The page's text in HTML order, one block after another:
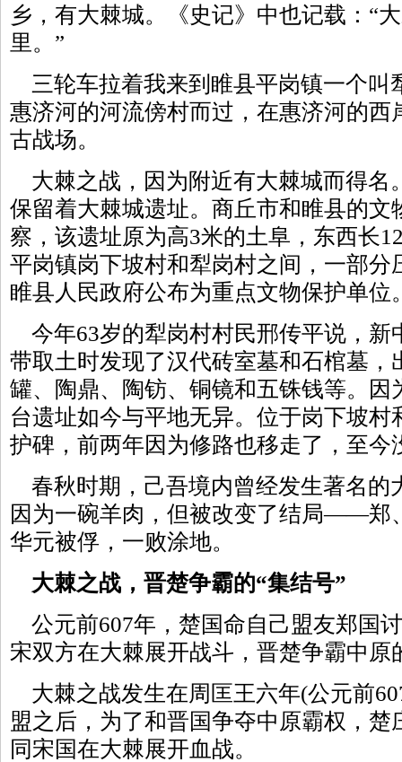
乡，有大棘城。《史记》中也记载：“
里。”
三轮车拉着我来到睢县平岗镇一个叫
惠济河的河流傍村而过，在惠济河的西
古战场。
大棘之战，因为附近有大棘城而得名
保留着大棘城遗址。商丘市和睢县的文
察，该遗址原为高3米的土阜，东西长
平岗镇岗下坡村和犁岗村之间，一部分
睢县人民政府公布为重点文物保护单位
今年63岁的犁岗村村民邢传平说，新
带取土时发现了汉代砖室墓和石棺墓，
罐、陶鼎、陶钫、铜镜和五铢钱等。因
台遗址如今与平地无异。位于岗下坡
护碑，前两年因为修路也移走了，至今
春秋时期，己吾境内曾经发生著名的
因为一碗羊肉，但被改变了结局——郑
华元被俘，一败涂地。
大棘之战，晋楚争霸的“集结号”
公元前607年，楚国命自己盟友郑国
宋双方在大棘展开战斗，晋楚争霸中原
大棘之战发生在周匡王六年(公元前
盟之后，为了和晋国争夺中原霸权，
同宋国在大棘展开血战。